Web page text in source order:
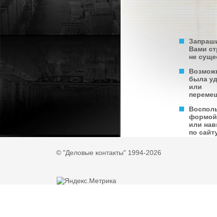
Вами
не
была
или
формой
или
по
© "Деловые контакты" 1994-2026